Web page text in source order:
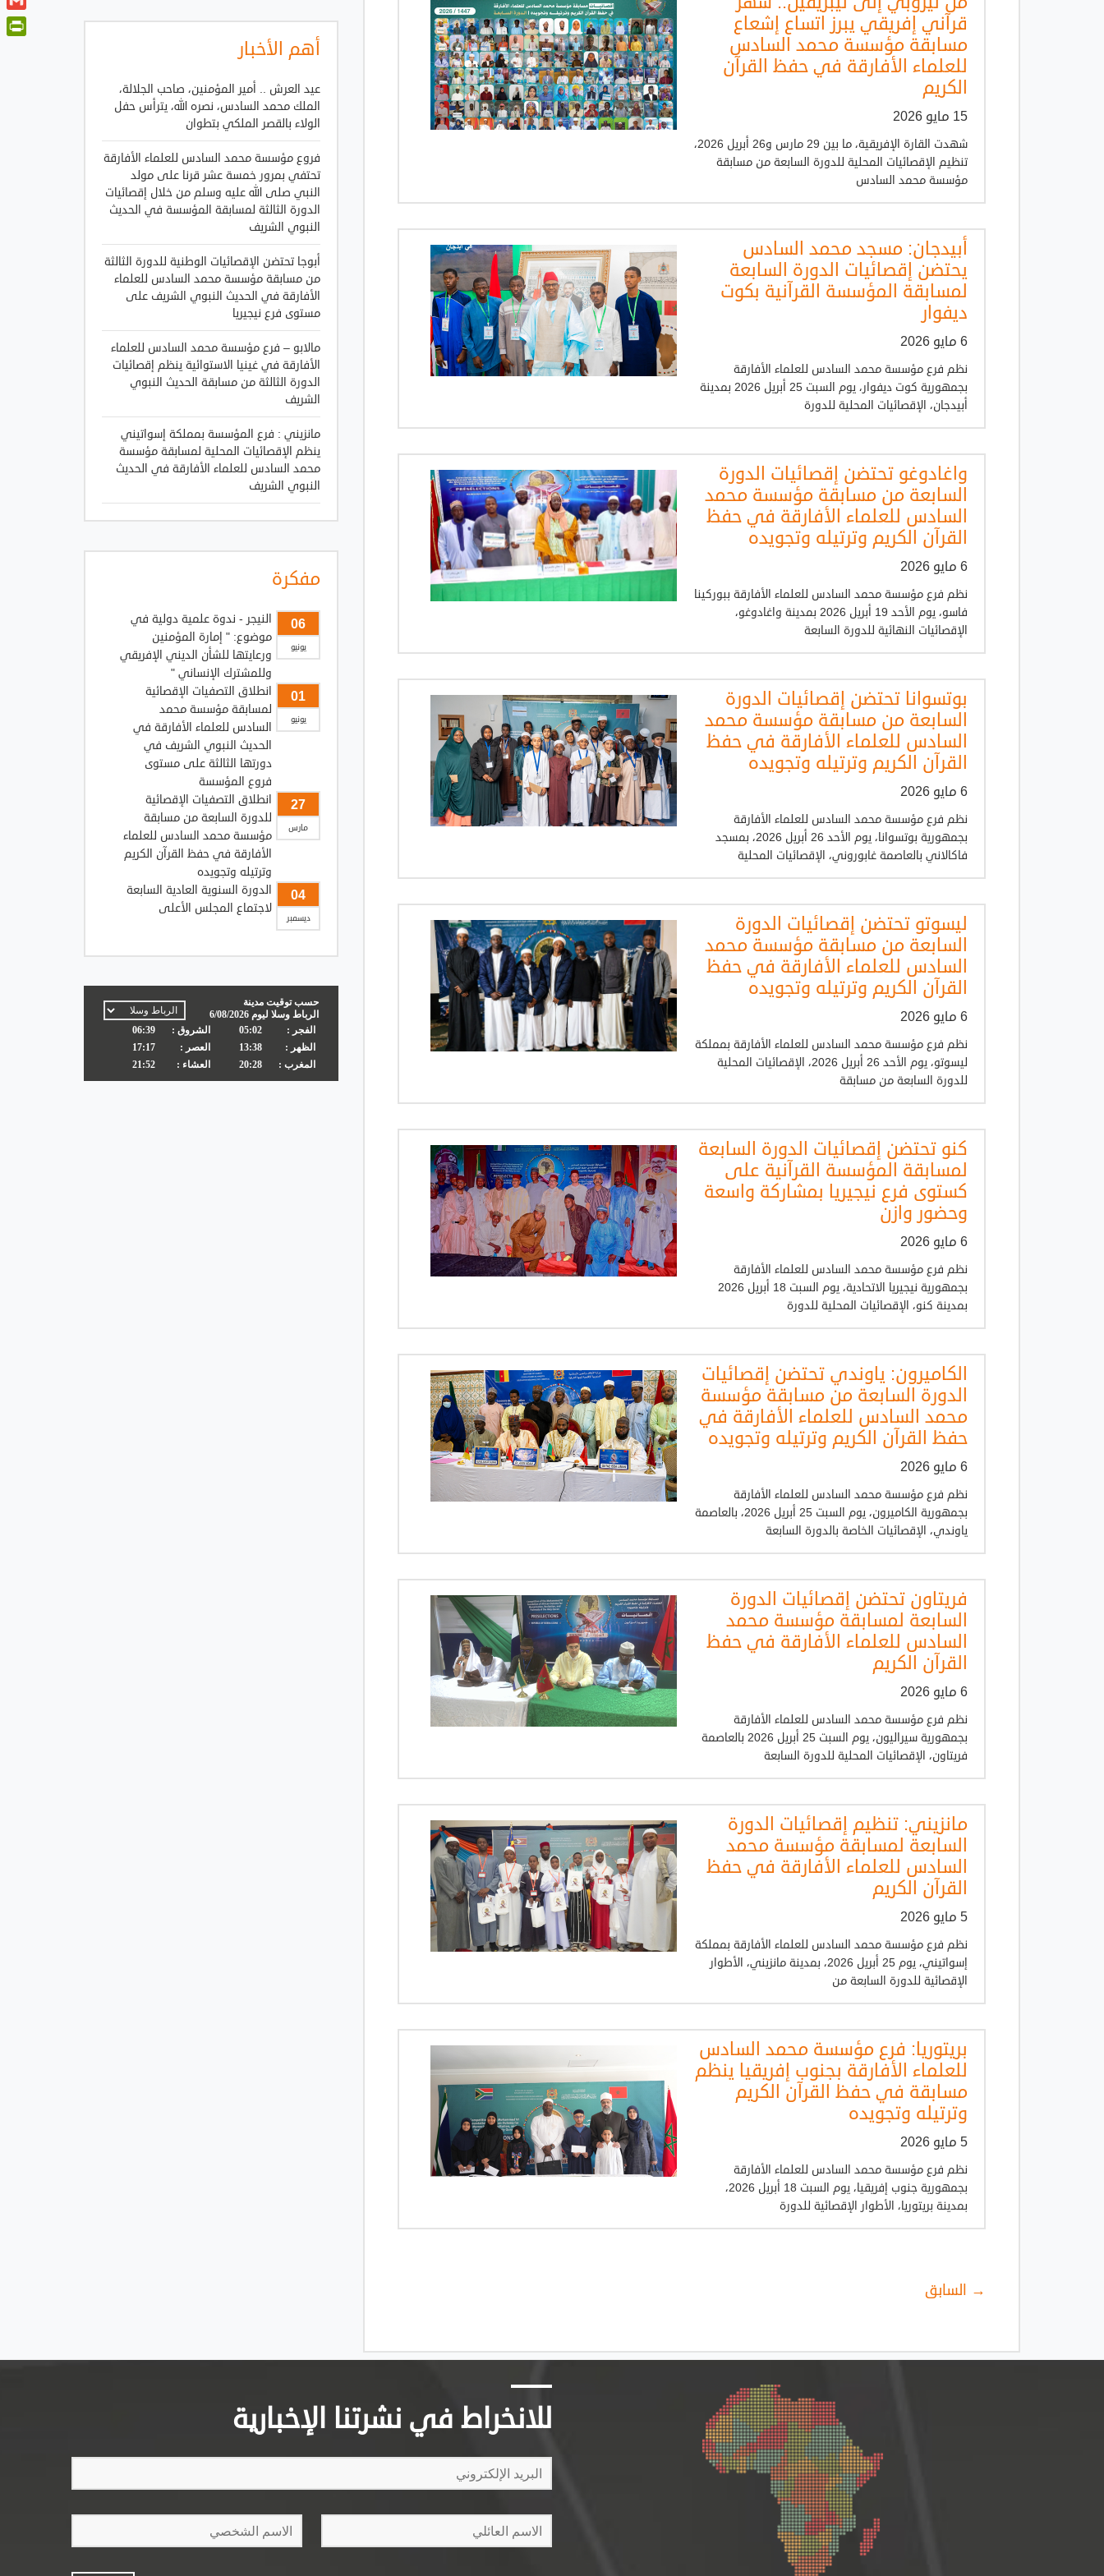
قرآني إفريقي يبرز اتساع إشعاع
مسابقة مؤسسة محمد السادس
للعلماء الأفارقة في حفظ القرآن
الكريم
15 مايو 2026
شهدت القارة الإفريقية، ما بين 29 مارس و26 أبريل 2026،
تنظيم الإقصائيات المحلية للدورة السابعة من مسابقة
مؤسسة محمد السادس
أبيدجان: مسجد محمد السادس
يحتضن إقصائيات الدورة السابعة
لمسابقة المؤسسة القرآنية بكوت
ديفوار
6 مايو 2026
نظم فرع مؤسسة محمد السادس للعلماء الأفارقة
بجمهورية كوت ديفوار، يوم السبت 25 أبريل 2026 بمدينة
أبيدجان، الإقصائيات المحلية للدورة
واغادوغو تحتضن إقصائيات الدورة
السابعة من مسابقة مؤسسة محمد
السادس للعلماء الأفارقة في حفظ
القرآن الكريم وترتيله وتجويده
6 مايو 2026
نظم فرع مؤسسة محمد السادس للعلماء الأفارقة ببوركينا
فاسو، يوم الأحد 19 أبريل 2026 بمدينة واغادوغو،
الإقصائيات النهائية للدورة السابعة
بوتسوانا تحتضن إقصائيات الدورة
السابعة من مسابقة مؤسسة محمد
السادس للعلماء الأفارقة في حفظ
القرآن الكريم وترتيله وتجويده
6 مايو 2026
نظم فرع مؤسسة محمد السادس للعلماء الأفارقة
بجمهورية بوتسوانا، يوم الأحد 26 أبريل 2026، بمسجد
فاكالاني بالعاصمة غابوروني، الإقصائيات المحلية
ليسوتو تحتضن إقصائيات الدورة
السابعة من مسابقة مؤسسة محمد
السادس للعلماء الأفارقة في حفظ
القرآن الكريم وترتيله وتجويده
6 مايو 2026
نظم فرع مؤسسة محمد السادس للعلماء الأفارقة بمملكة
ليسوتو، يوم الأحد 26 أبريل 2026، الإقصائيات المحلية
للدورة السابعة من مسابقة
كنو تحتضن إقصائيات الدورة السابعة
لمسابقة المؤسسة القرآنية على
كستوى فرع نيجيريا بمشاركة واسعة
وحضور وازن
6 مايو 2026
نظم فرع مؤسسة محمد السادس للعلماء الأفارقة
بجمهورية نيجيريا الاتحادية، يوم السبت 18 أبريل 2026
بمدينة كنو، الإقصائيات المحلية للدورة
الكاميرون: ياوندي تحتضن إقصائيات
الدورة السابعة من مسابقة مؤسسة
محمد السادس للعلماء الأفارقة في
حفظ القرآن الكريم وترتيله وتجويده
6 مايو 2026
نظم فرع مؤسسة محمد السادس للعلماء الأفارقة
بجمهورية الكاميرون، يوم السبت 25 أبريل 2026، بالعاصمة
ياوندي، الإقصائيات الخاصة بالدورة السابعة
فريتاون تحتضن إقصائيات الدورة
السابعة لمسابقة مؤسسة محمد
السادس للعلماء الأفارقة في حفظ
القرآن الكريم
6 مايو 2026
نظم فرع مؤسسة محمد السادس للعلماء الأفارقة
بجمهورية سيراليون، يوم السبت 25 أبريل 2026 بالعاصمة
فريتاون، الإقصائيات المحلية للدورة السابعة
مانزيني: تنظيم إقصائيات الدورة
السابعة لمسابقة مؤسسة محمد
السادس للعلماء الأفارقة في حفظ
القرآن الكريم
5 مايو 2026
نظم فرع مؤسسة محمد السادس للعلماء الأفارقة بمملكة
إسواتيني، يوم 25 أبريل 2026، بمدينة مانزيني، الأطوار
الإقصائية للدورة السابعة من
بريتوريا: فرع مؤسسة محمد السادس
للعلماء الأفارقة بجنوب إفريقيا ينظم
مسابقة في حفظ القرآن الكريم
وترتيله وتجويده
5 مايو 2026
نظم فرع مؤسسة محمد السادس للعلماء الأفارقة
بجمهورية جنوب إفريقيا، يوم السبت 18 أبريل 2026،
بمدينة بريتوريا، الأطوار الإقصائية للدورة
→ السابق
أهم الأخبار
عيد العرش .. أمير المؤمنين، صاحب الجلالة،
الملك محمد السادس، نصره الله، يترأس حفل
الولاء بالقصر الملكي بتطوان
فروع مؤسسة محمد السادس للعلماء الأفارقة
تحتفي بمرور خمسة عشر قرنا على مولد
النبي صلى الله عليه وسلم من خلال إقصائيات
الدورة الثالثة لمسابقة المؤسسة في الحديث
النبوي الشريف
أبوجا تحتضن الإقصائيات الوطنية للدورة الثالثة
من مسابقة مؤسسة محمد السادس للعلماء
الأفارقة في الحديث النبوي الشريف على
مستوى فرع نيجيريا
مالابو – فرع مؤسسة محمد السادس للعلماء
الأفارقة في غينيا الاستوائية ينظم إقصائيات
الدورة الثالثة من مسابقة الحديث النبوي
الشريف
مانزيني : فرع المؤسسة بمملكة إسواتيني
ينظم الإقصائيات المحلية لمسابقة مؤسسة
محمد السادس للعلماء الأفارقة في الحديث
النبوي الشريف
مفكرة
06
يونيو
النيجر - ندوة علمية دولية في
موضوع: " إمارة المؤمنين
ورعايتها للشأن الديني الإفريقي
وللمشترك الإنساني "
01
يونيو
انطلاق التصفيات الإقصائية
لمسابقة مؤسسة محمد
السادس للعلماء الأفارقة في
الحديث النبوي الشريف في
دورتها الثالثة على مستوى
فروع المؤسسة
27
مارس
انطلاق التصفيات الإقصائية
للدورة السابعة من مسابقة
مؤسسة محمد السادس للعلماء
الأفارقة في حفظ القرآن الكريم
وترتيله وتجويده
04
ديسمبر
الدورة السنوية العادية السابعة
لاجتماع المجلس الأعلى
للانخراط في نشرتنا الإخبارية
o
o
t
e
a
t
i
n
G
m